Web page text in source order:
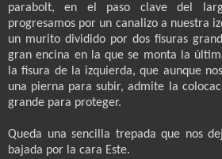
parabolt, en el paso clave del
progresamos por un canalizo a nuestra
un murito dividido por dos fisuras
gran encina en la que se monta la
la fisura de la izquierda, que aunque
una pierna para subir, admite la
grande para proteger.
Queda una sencilla trepada que nos
bajada por la cara Este.